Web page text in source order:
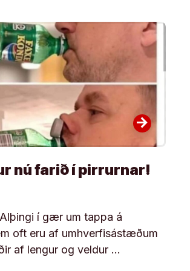
arrow_forward
nú farið í pirrurnar!
í gær um tappa á
oft eru af umhverfisástæðum
af lengur og veldur …